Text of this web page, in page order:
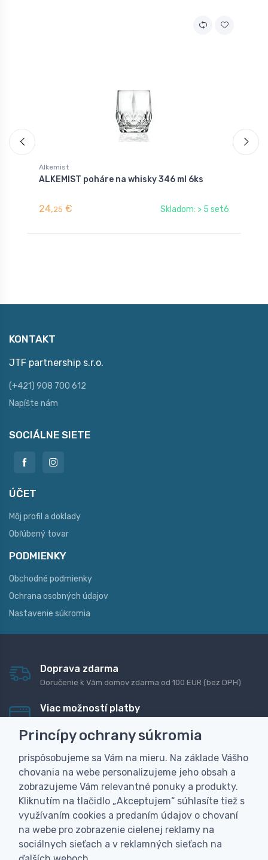
Alkemist
ALKEMIST poháre na whisky 346 ml 6ks
24,25 € Skladom: > 5 set6
KONTAKT
JTF partnership s.r.o.
(+421) 908 700 612
Napíšte nám
SOCIÁLNE SIETE
ÚČET
Môj profil a doklady
Obľúbený tovar
PODMIENKY
Obchodné podmienky
Ochrana osobných údajov
Nastavenie súkromia
Doprava zdarma
Doručenie k Vám domov zdarma od 100 EUR (bez DPH)
Viac možností platby
dobierku
Personalizácia
Vyrobíme Vám vlastný originálny darček
Skúsenosť
Široký sortiment, z ktorého Vám pomôžeme vybrať
Princípy ochrany súkromia
prispôsobujeme sa Vám na mieru. Na základe Vášho
chovania na webe personalizujeme jeho obsah a
zobrazujeme Vám relevantné ponuky a produkty.
Kliknutím na tlačidlo „Akceptujem“ súhlasíte tiež s
využívaním cookies a predaním údajov o chovaní
na webe pro zobrazenie cielenej reklamy na
sociálnych sieťach a v reklamných sieťach na